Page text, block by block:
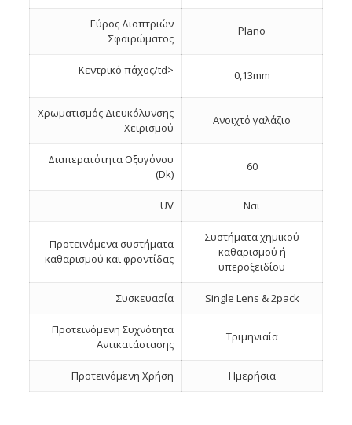
Εύρος Διοπτριών
Σφαιρώματος
Plano
Κεντρικό πάχος/td> 0,13mm
Χρωματισμός Διευκόλυνσης
Χειρισμού
Ανοιχτό γαλάζιο
Διαπερατότητα Οξυγόνου
(Dk)
60
UV Ναι
Προτεινόμενα συστήματα
καθαρισμού και φροντίδας
Συστήματα χημικού
καθαρισμού ή
υπεροξειδίου
Συσκευασία Single Lens & 2pack
Προτεινόμενη Συχνότητα
Αντικατάστασης
Τριμηνιαία
Προτεινόμενη Χρήση Ημερήσια